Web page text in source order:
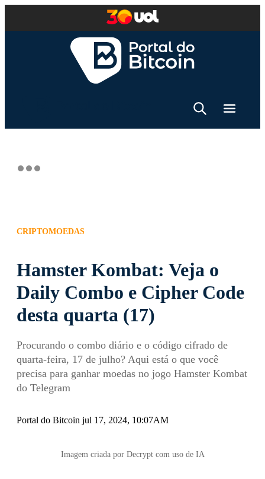
CRIPTOMOEDAS
Hamster Kombat: Veja o
Daily Combo e Cipher Code
desta quarta (17)
Procurando o combo diário e o código cifrado de
quarta-feira, 17 de julho? Aqui está o que você
precisa para ganhar moedas no jogo Hamster Kombat
do Telegram
Portal do Bitcoin jul 17, 2024, 10:07AM
Imagem criada por Decrypt com uso de IA